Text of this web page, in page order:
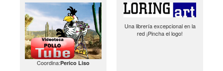
Coordina:Perico Liso
Una librería excepcional en la
red ¡Pincha el logo!